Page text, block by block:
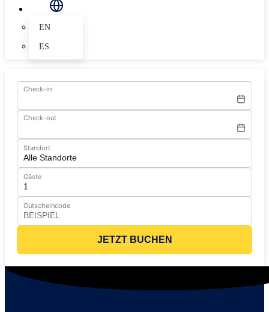
EN
ES
Check-in
Check-out
Standort
Gäste
Gutscheincode
JETZT BUCHEN